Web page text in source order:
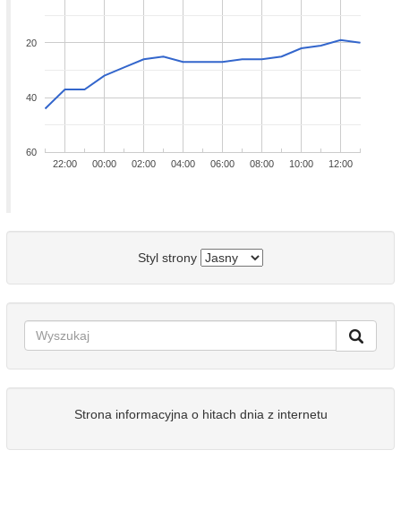
22:00 00:00 02:00 04:00 06:00 08:00 10:00 12:00
20
40
60
Styl strony
Strona informacyjna o hitach dnia z internetu